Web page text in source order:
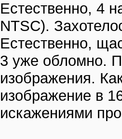
Естественно, 4
NTSC).
Естественно,
3 уже обломно.
изображения.
изображение в
искажениями